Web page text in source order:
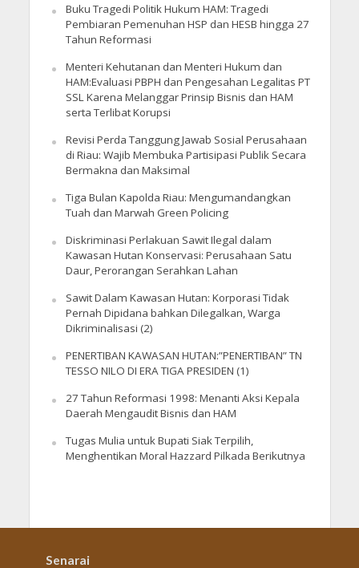
Buku Tragedi Politik Hukum HAM: Tragedi
Pembiaran Pemenuhan HSP dan HESB hingga 27
Tahun Reformasi
Menteri Kehutanan dan Menteri Hukum dan
HAM:Evaluasi PBPH dan Pengesahan Legalitas PT
SSL Karena Melanggar Prinsip Bisnis dan HAM
serta Terlibat Korupsi
Revisi Perda Tanggung Jawab Sosial Perusahaan
di Riau: Wajib Membuka Partisipasi Publik Secara
Bermakna dan Maksimal
Tiga Bulan Kapolda Riau: Mengumandangkan
Tuah dan Marwah Green Policing
Diskriminasi Perlakuan Sawit Ilegal dalam
Kawasan Hutan Konservasi: Perusahaan Satu
Daur, Perorangan Serahkan Lahan
Sawit Dalam Kawasan Hutan: Korporasi Tidak
Pernah Dipidana bahkan Dilegalkan, Warga
Dikriminalisasi (2)
PENERTIBAN KAWASAN HUTAN:”PENERTIBAN” TN
TESSO NILO DI ERA TIGA PRESIDEN (1)
27 Tahun Reformasi 1998: Menanti Aksi Kepala
Daerah Mengaudit Bisnis dan HAM
Tugas Mulia untuk Bupati Siak Terpilih,
Menghentikan Moral Hazzard Pilkada Berikutnya
Senarai